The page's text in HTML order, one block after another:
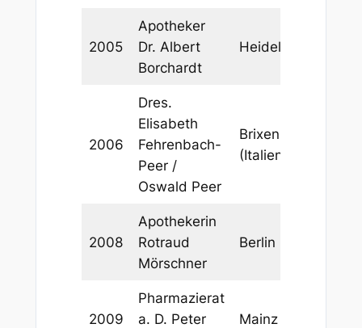
2005
Apotheker
Dr. Albert
Borchardt
Heidelberg
2006
Dres.
Elisabeth
Fehrenbach-
Peer /
Oswald Peer
Brixen
(Italien)
2008
Apothekerin
Rotraud
Mörschner
Berlin
2009
Pharmazierat
a. D. Peter
Mainz